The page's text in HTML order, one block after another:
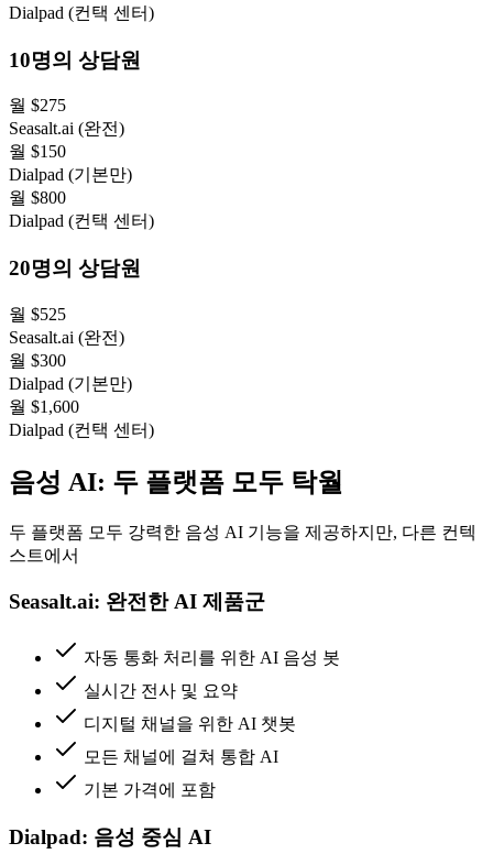
Dialpad (컨택 센터)
10명의 상담원
월 $275
Seasalt.ai (완전)
월 $150
Dialpad (기본만)
월 $800
Dialpad (컨택 센터)
20명의 상담원
월 $525
Seasalt.ai (완전)
월 $300
Dialpad (기본만)
월 $1,600
Dialpad (컨택 센터)
음성 AI: 두 플랫폼 모두 탁월
두 플랫폼 모두 강력한 음성 AI 기능을 제공하지만, 다른 컨텍
스트에서
Seasalt.ai: 완전한 AI 제품군
자동 통화 처리를 위한 AI 음성 봇
실시간 전사 및 요약
디지털 채널을 위한 AI 챗봇
모든 채널에 걸쳐 통합 AI
기본 가격에 포함
Dialpad: 음성 중심 AI